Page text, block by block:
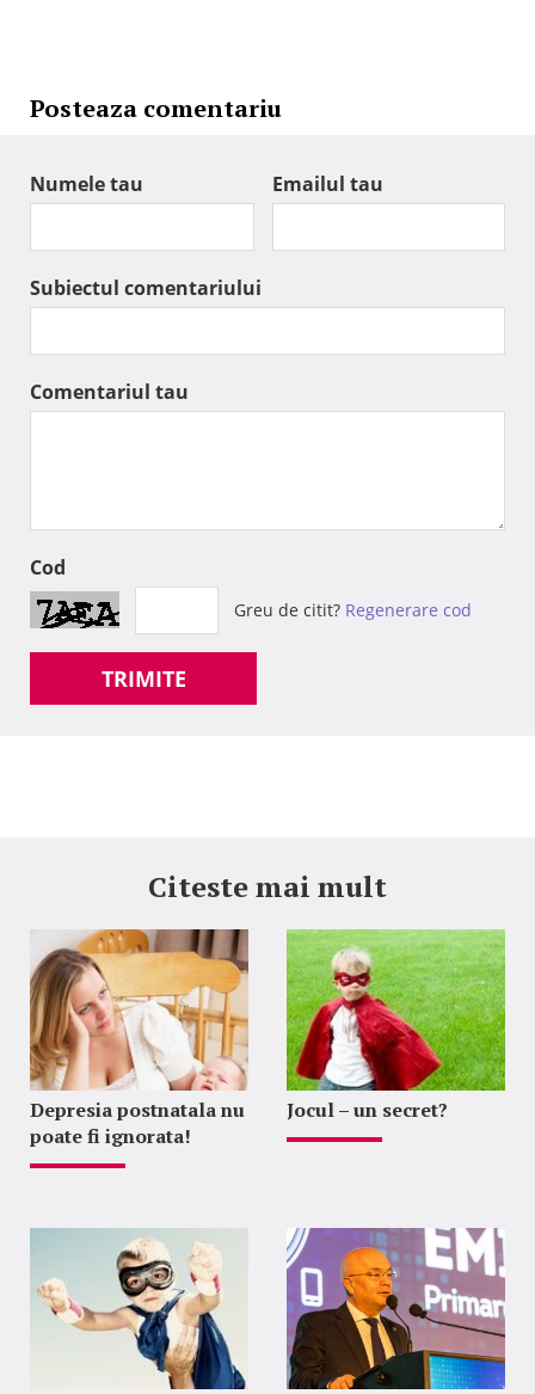
Posteaza comentariu
Numele tau Emailul tau
Subiectul comentariului
Comentariul tau
Cod
Greu de citit? Regenerare cod
TRIMITE
Citeste mai mult
Depresia postnatala nu
poate fi ignorata!
Jocul – un secret?